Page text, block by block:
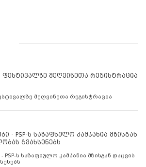
ფესტივალზე მეღვინეთა რეგისტრაცია
მეღვინეთა რეგისტრაცია
- PSP-ს საზაფხულო კამპანია მზისგან
გვახსენებს
PSP-ს საზაფხულო კამპანია მზისგან დაცვის